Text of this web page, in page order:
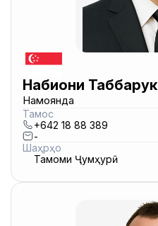
Набиҷони Таббарук
Намоянда
Тамос
+642 18 88 389
-
Шаҳрҳо
Тамоми Ҷумҳурӣ